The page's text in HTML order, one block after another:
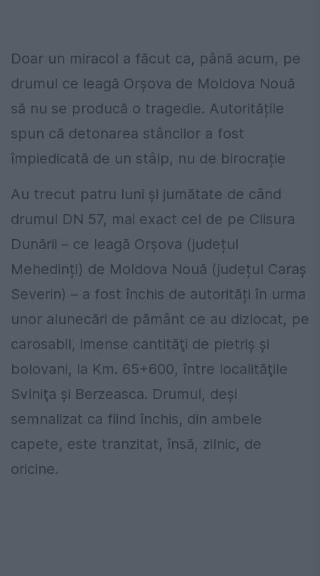
Doar un miracol a făcut ca, până acum, pe
drumul ce leagă Orșova de Moldova Nouă
să nu se producă o tragedie. Autoritățile
spun că detonarea stâncilor a fost
împiedicată de un stâlp, nu de birocrație
Au trecut patru luni și jumătate de când
drumul DN 57, mai exact cel de pe Clisura
Dunării – ce leagă Orșova (județul
Mehedinți) de Moldova Nouă (județul Caraș
Severin) – a fost închis de autorități în urma
unor alunecări de pământ ce au dizlocat, pe
carosabil, imense cantităţi de pietriș și
bolovani, la Km. 65+600, între localităţile
Sviniţa și Berzeasca. Drumul, deși
semnalizat ca fiind închis, din ambele
capete, este tranzitat, însă, zilnic, de
oricine.